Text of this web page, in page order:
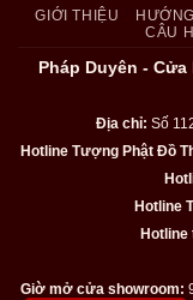
GIỚI THIỆU
CÂU
Pháp Duyên -
Địa chỉ: Số
Hotline Tượng Phật Đồ
Hotline
Hotline
Giờ mở cửa showroom: